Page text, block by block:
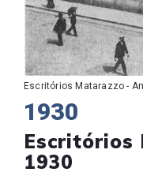
Escritórios Matarazzo -
1930
Escritórios
1930